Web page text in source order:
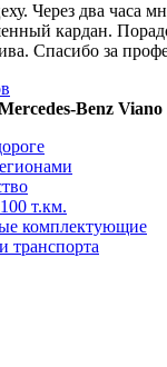
Через два часа
кардан.
Спасибо за
Benz Viano
т.км.
комплектующие
транспорта